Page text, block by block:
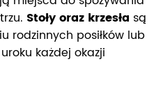
Stoły oraz krzesła są
rodzinnych posiłków lub
każdej okazji